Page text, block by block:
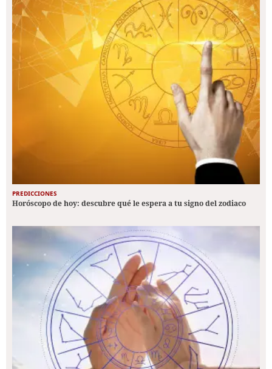
PREDICCIONES
Horóscopo de hoy: descubre qué le espera a tu signo del zodiaco